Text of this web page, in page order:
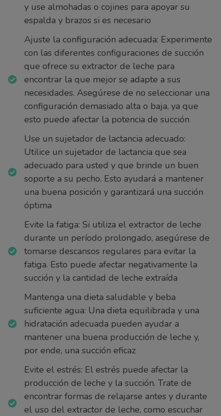
y use almohadas o cojines para apoyar su
espalda y brazos si es necesario
Ajuste la configuración adecuada: Experimente
con las diferentes configuraciones de succión
que ofrece su extractor de leche para
encontrar la que mejor se adapte a sus
necesidades. Asegúrese de no seleccionar una
configuración demasiado alta o baja, ya que
esto puede afectar la potencia de succión
Use un sujetador de lactancia adecuado:
Utilice un sujetador de lactancia que sea
adecuado para usted y que brinde un buen
soporte a su pecho. Esto ayudará a mantener
una buena posición y garantizará una succión
óptima
Evite la fatiga: Si utiliza el extractor de leche
durante un período prolongado, asegúrese de
tomarse descansos regulares para evitar la
fatiga. Esto puede afectar negativamente la
succión y la cantidad de leche extraída
Mantenga una dieta saludable y beba
suficiente agua: Una dieta equilibrada y una
hidratación adecuada pueden ayudar a
mantener una buena producción de leche y,
por ende, una succión eficaz
Evite el estrés: El estrés puede afectar la
producción de leche y la succión. Trate de
encontrar formas de relajarse antes y durante
el uso del extractor de leche, como escuchar